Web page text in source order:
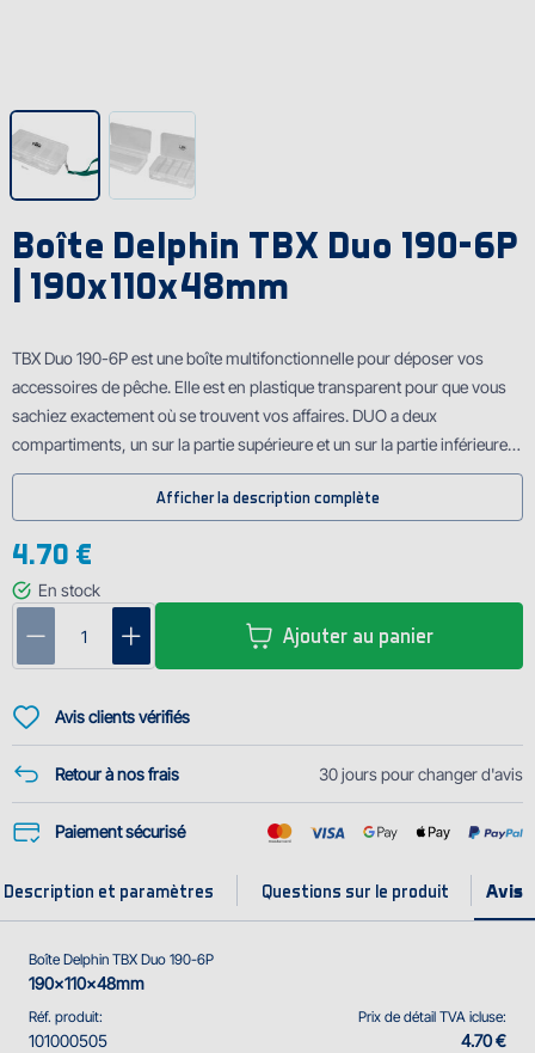
Boîte Delphin TBX Duo 190-6P
| 190x110x48mm
TBX Duo 190-6P est une boîte multifonctionnelle pour déposer vos
accessoires de pêche. Elle est en plastique transparent pour que vous
sachiez exactement où se trouvent vos affaires. DUO a deux
compartiments, un sur la partie supérieure et un sur la partie inférieure.
Elle a une cordelette pratique en gris.
Dimensions : 190x110x48 mm
Nombre de compartiments (boîte) : 6
Dimensions d'un compartiment : 1x(17,3x9,5x1,5 cm),
5x(3,4x9,5.1,5cm)
Le nombre des compartiments insérés : 0
Afficher la description complète
4.70 €
En stock
Ajouter au panier
Avis clients vérifiés
Retour à nos frais 30 jours pour changer d'avis
Paiement sécurisé
Description et paramètres Questions sur le produit
Réf. produit:
101000505
Boîte Delphin TBX Duo 190-6P
190x110x48mm
Prix de détail TVA icluse:
4.70 €